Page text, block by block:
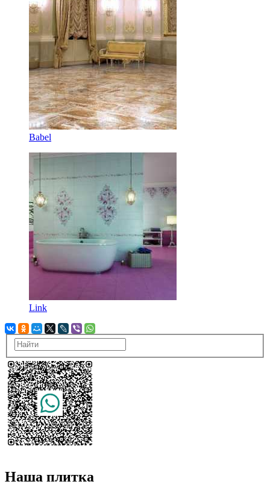
Babel
Link
Наша плитка